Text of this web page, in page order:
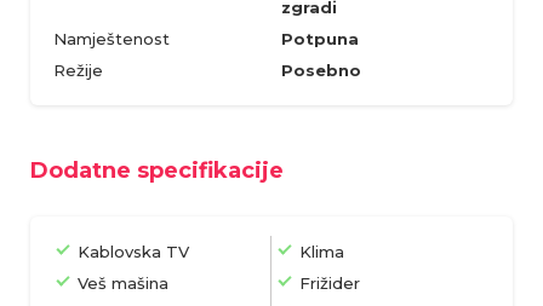
zgradi
Namještenost
Potpuna
Režije
Posebno
Dodatne specifikacije
Kablovska TV
Klima
Veš mašina
Frižider